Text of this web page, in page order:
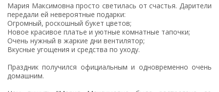
Мария Максимовна просто светилась от счастья. Дарители
передали ей невероятные подарки:
Огромный, роскошный букет цветов;
Новое красивое платье и уютные комнатные тапочки;
Очень нужный в жаркие дни вентилятор;
Вкусные угощения и средства по уходу.
Праздник получился официальным и одновременно очень
домашним.